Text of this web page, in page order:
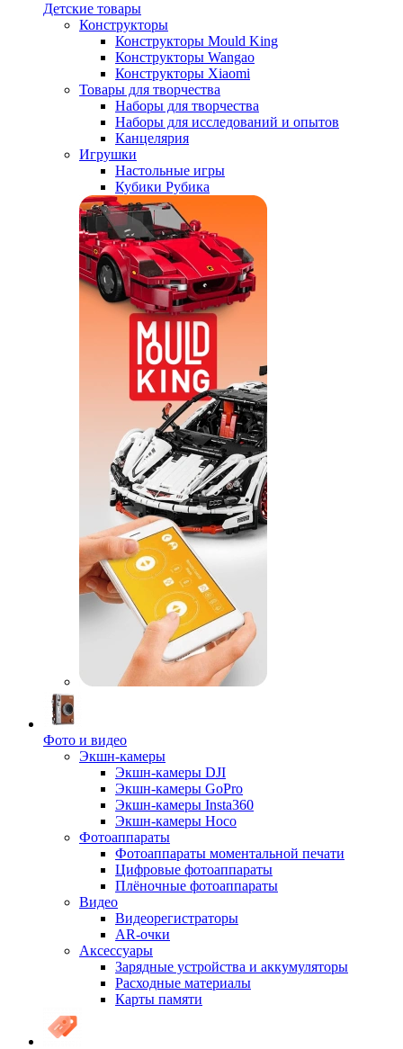
Детские товары
Конструкторы
Конструкторы Mould King
Конструкторы Wangao
Конструкторы Xiaomi
Товары для творчества
Наборы для творчества
Наборы для исследований и опытов
Канцелярия
Игрушки
Настольные игры
Кубики Рубика
Фото и видео
Экшн-камеры
Экшн-камеры DJI
Экшн-камеры GoPro
Экшн-камеры Insta360
Экшн-камеры Hoco
Фотоаппараты
Фотоаппараты моментальной печати
Цифровые фотоаппараты
Плёночные фотоаппараты
Видео
Видеорегистраторы
AR-очки
Аксессуары
Зарядные устройства и аккумуляторы
Расходные материалы
Карты памяти